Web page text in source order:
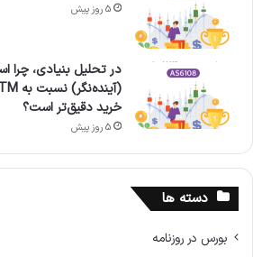
5 روز پیش
خرید دقیق‌تر است؟
5 روز پیش
دسته ها
بورس در روزنامه